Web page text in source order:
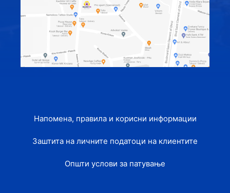
Напомена, правила и корисни информации
Заштита на личните податоци на клиентите
Општи услови за патување